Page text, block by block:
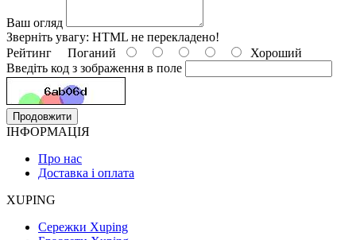
Ваш огляд
Зверніть увагу: HTML не перекладено!
Рейтинг Поганий
Хороший
Введіть код з зображення в поле
Продовжити
ІНФОРМАЦІЯ
Про нас
Доставка і оплата
XUPING
Сережки Xuping